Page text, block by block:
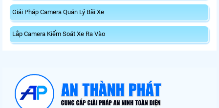
Giải Pháp Camera Quản Lý Bãi Xe
Lắp Camera Kiểm Soát Xe Ra Vào